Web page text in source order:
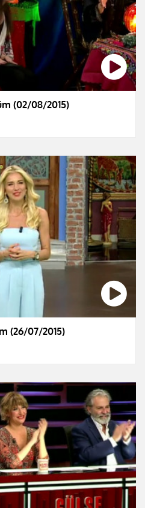
(02/08/2015)
(26/07/2015)